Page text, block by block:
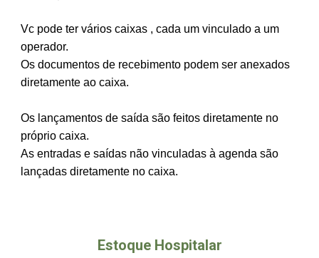
Vc pode ter vários caixas , cada um vinculado a um
operador.
Os documentos de recebimento podem ser anexados
diretamente ao caixa.
Os lançamentos de saída são feitos diretamente no
próprio caixa.
As entradas e saídas não vinculadas à agenda são
lançadas diretamente no caixa.
Estoque Hospitalar